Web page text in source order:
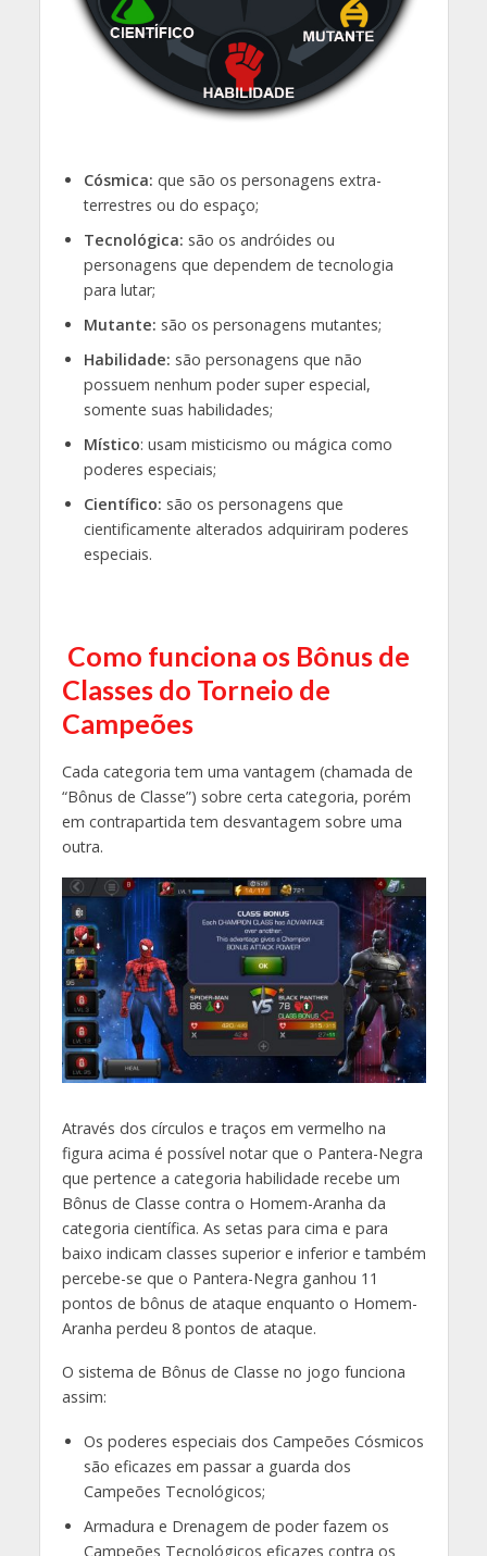
Cósmica: que são os personagens extra-
terrestres ou do espaço;
Tecnológica: são os andróides ou
personagens que dependem de tecnologia
para lutar;
Mutante: são os personagens mutantes;
Habilidade: são personagens que não
possuem nenhum poder super especial,
somente suas habilidades;
Místico: usam misticismo ou mágica como
poderes especiais;
Científico: são os personagens que
cientificamente alterados adquiriram poderes
especiais.
Como funciona os Bônus de
Classes do Torneio de
Campeões
Cada categoria tem uma vantagem (chamada de
“Bônus de Classe”) sobre certa categoria, porém
em contrapartida tem desvantagem sobre uma
outra.
Através dos círculos e traços em vermelho na
figura acima é possível notar que o Pantera-Negra
que pertence a categoria habilidade recebe um
Bônus de Classe contra o Homem-Aranha da
categoria científica. As setas para cima e para
baixo indicam classes superior e inferior e também
percebe-se que o Pantera-Negra ganhou 11
pontos de bônus de ataque enquanto o Homem-
Aranha perdeu 8 pontos de ataque.
O sistema de Bônus de Classe no jogo funciona
assim:
Os poderes especiais dos Campeões Cósmicos
são eficazes em passar a guarda dos
Campeões Tecnológicos;
Armadura e Drenagem de poder fazem os
Campeões Tecnológicos eficazes contra os